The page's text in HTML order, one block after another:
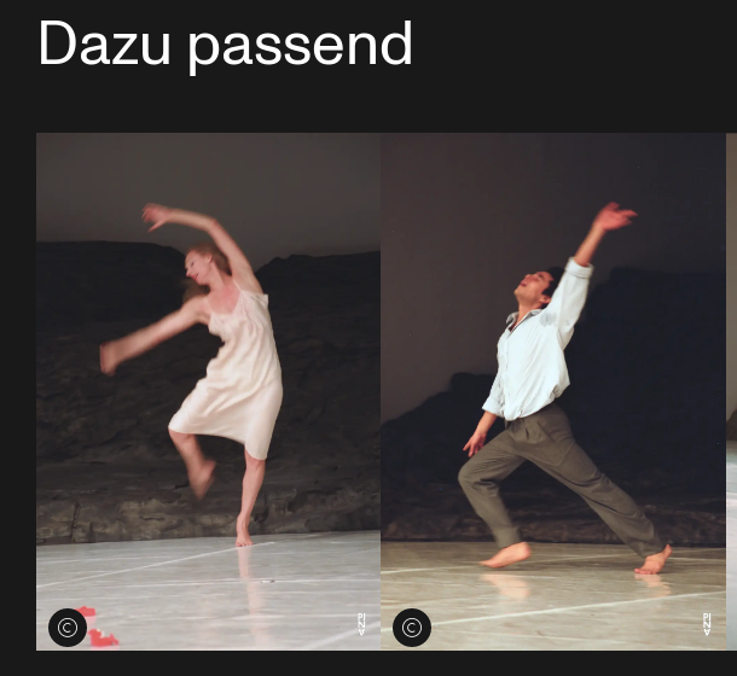
Dazu passend
Credits öffnen Credits öffnen